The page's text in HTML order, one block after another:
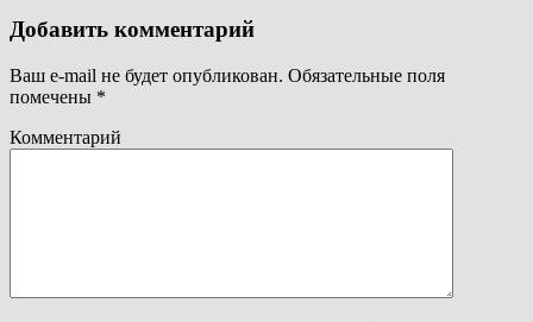
Добавить комментарий
Ваш e-mail не будет опубликован. Обязательные поля
помечены *
Комментарий